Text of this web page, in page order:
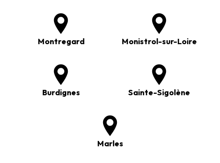
Montregard Monistrol-sur-Loire
Burdignes Sainte-Sigolène
Marles